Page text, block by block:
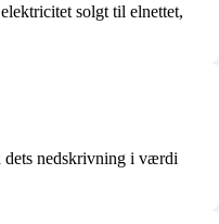
solgt til elnettet,
dets nedskrivning i værdi